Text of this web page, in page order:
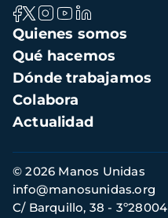
Navegación
principal
Quienes somos
Qué hacemos
Dónde trabajamos
Colabora
Actualidad
Información
de
contacto
© 2026 Manos Unidas
C/ Barquillo, 38 -
info@manosunidas.org